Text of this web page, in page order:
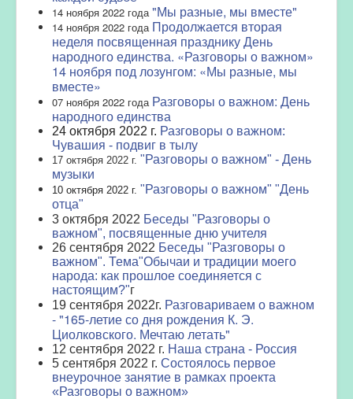
14 ноября 2022 года "Мы разные, мы вместе"
14 ноября 2022 года Продолжается вторая
неделя посвященная празднику День
народного единства. «Разговоры о важном»
14 ноября под лозунгом: «Мы разные, мы
вместе»
07 ноября 2022 года Разговоры о важном: День
народного единства
24 октября 2022 г. Разговоры о важном:
Чувашия - подвиг в тылу
17 октября 2022 г. "Разговоры о важном" - День
музыки
10 октября 2022 г. "Разговоры о важном" "День
отца"
3 октября 2022 Беседы "Разговоры о
важном", посвященные дню учителя
26 сентября 2022 Беседы "Разговоры о
важном". Тема"Обычаи и традиции моего
народа: как прошлое соединяется с
настоящим?"г
19 сентября 2022г. Разговариваем о важном
- "165-летие со дня рождения К. Э.
Циолковского. Мечтаю летать"
12 сентября 2022 г. Наша страна - Россия
5 сентября 2022 г. Состоялось первое
внеурочное занятие в рамках проекта
«Разговоры о важном»